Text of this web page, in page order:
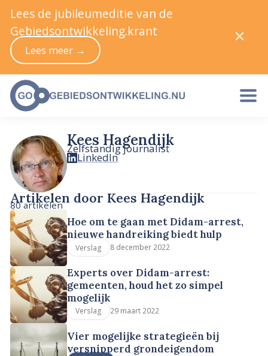
Kees Hagendijk
Zelfstandig journalist
LinkedIn
Artikelen door Kees Hagendijk
80 artikelen
Hoe om te gaan met Didam-arrest,
nieuwe handreiking biedt hulp
Verslag 8 december 2022
Experts over Didam-arrest:
gemeenten, houd het zo simpel
mogelijk
Verslag 29 maart 2022
Vier mogelijke strategieën bij
versnipperd grondeigendom
Lees de jubileumeditie van de
Gebiedsontwikkeling.krant
Lees meer →